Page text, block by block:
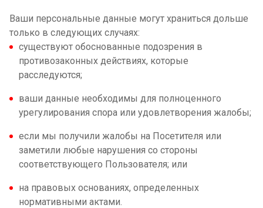
Ваши персональные данные могут храниться дольше
только в следующих случаях:
существуют обоснованные подозрения в
противозаконных действиях, которые
расследуются;
ваши данные необходимы для полноценного
урегулирования спора или удовлетворения жалобы;
если мы получили жалобы на Посетителя или
заметили любые нарушения со стороны
соответствующего Пользователя; или
на правовых основаниях, определенных
нормативными актами.